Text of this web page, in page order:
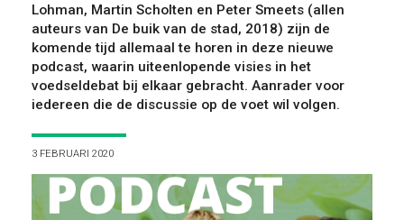
VOOR WIE
Lohman, Martin Scholten en Peter Smeets (allen
auteurs van De buik van de stad, 2018) zijn de
komende tijd allemaal te horen in deze nieuwe
podcast, waarin uiteenlopende visies in het
voedseldebat bij elkaar gebracht. Aanrader voor
iedereen die de discussie op de voet wil volgen.
3 FEBRUARI 2020